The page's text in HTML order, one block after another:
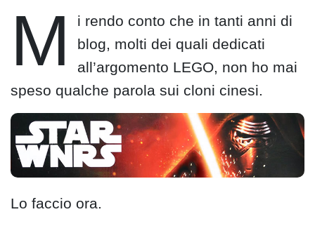
M
i rendo conto che in tanti anni di
blog, molti dei quali dedicati
all’argomento LEGO, non ho mai
speso qualche parola sui cloni cinesi.
Lo faccio ora.